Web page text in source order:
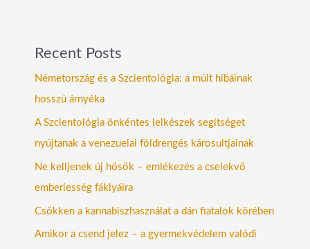
Recent Posts
Németország és a Szcientológia: a múlt hibáinak
hosszú árnyéka
A Szcientológia önkéntes lelkészek segítséget
nyújtanak a venezuelai földrengés károsultjainak
Ne kelljenek új hősök – emlékezés a cselekvő
emberiesség fáklyáira
Csökken a kannabiszhasználat a dán fiatalok körében
Amikor a csend jelez – a gyermekvédelem valódi